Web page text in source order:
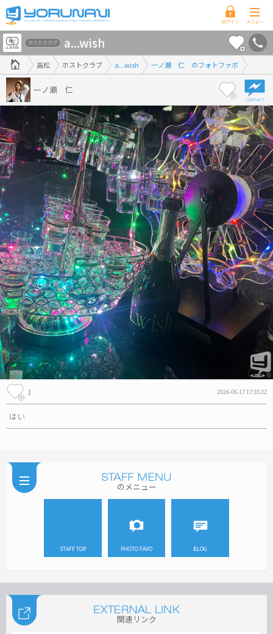
香
川
県
版
高松 ホストクラブ a...wish 一ノ瀬 仁 のフォトファボ
ホストクラブ a...wish
一ノ瀬 仁
1 2026-06-17 17:35:22
はい
のメニュー
STAFF TOP PHOTO FAVO BLOG
関連リンク